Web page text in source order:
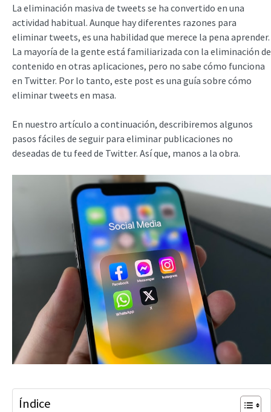
La eliminación masiva de tweets se ha convertido en una
actividad habitual. Aunque hay diferentes razones para
eliminar tweets, es una habilidad que merece la pena aprender.
La mayoría de la gente está familiarizada con la eliminación de
contenido en otras aplicaciones, pero no sabe cómo funciona
en Twitter. Por lo tanto, este post es una guía sobre cómo
eliminar tweets en masa.
En nuestro artículo a continuación, describiremos algunos
pasos fáciles de seguir para eliminar publicaciones no
deseadas de tu feed de Twitter. Así que, manos a la obra.
Índice